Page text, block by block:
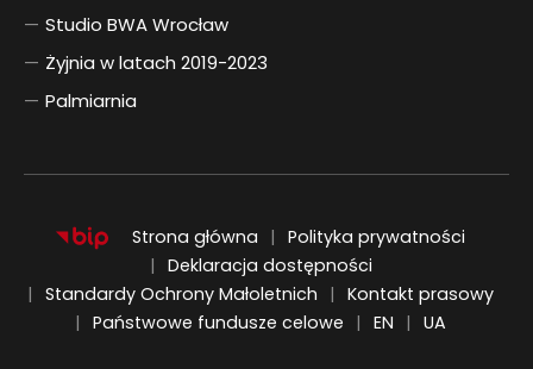
Studio BWA Wrocław
Żyjnia w latach 2019-2023
Palmiarnia
Strona główna
Polityka prywatności
Deklaracja dostępności
Standardy Ochrony Małoletnich
Kontakt prasowy
Państwowe fundusze celowe
EN
ENGLISH
UA
UKRAIŃSKI